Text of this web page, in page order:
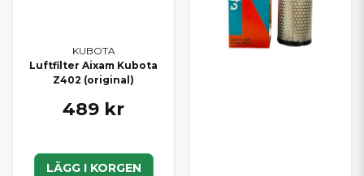
KUBOTA
Luftfilter Aixam Kubota
Z402 (original)
489 kr
LÄGG I KORGEN